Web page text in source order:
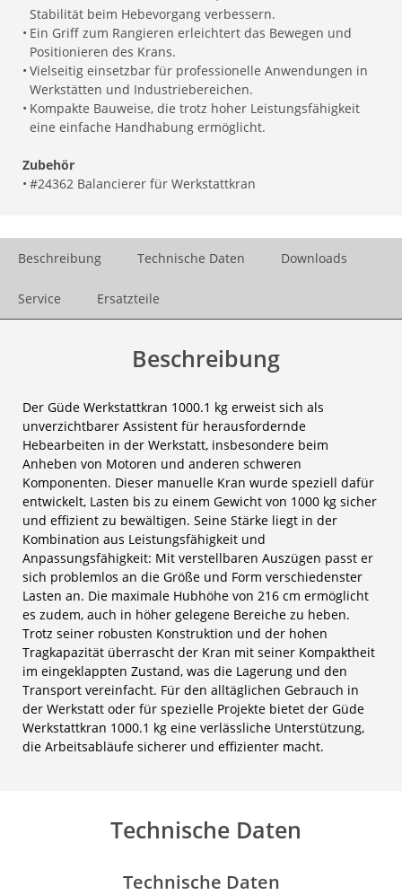
Stabilität beim Hebevorgang verbessern.
• Ein Griff zum Rangieren erleichtert das Bewegen und
Positionieren des Krans.
• Vielseitig einsetzbar für professionelle Anwendungen in
Werkstätten und Industriebereichen.
• Kompakte Bauweise, die trotz hoher Leistungsfähigkeit
eine einfache Handhabung ermöglicht.
Zubehör
• #24362 Balancierer für Werkstattkran
Beschreibung Technische Daten Downloads
Service Ersatzteile
Beschreibung
Der Güde Werkstattkran 1000.1 kg erweist sich als
unverzichtbarer Assistent für herausfordernde
Hebearbeiten in der Werkstatt, insbesondere beim
Anheben von Motoren und anderen schweren
Komponenten. Dieser manuelle Kran wurde speziell dafür
entwickelt, Lasten bis zu einem Gewicht von 1000 kg sicher
und effizient zu bewältigen. Seine Stärke liegt in der
Kombination aus Leistungsfähigkeit und
Anpassungsfähigkeit: Mit verstellbaren Auszügen passt er
sich problemlos an die Größe und Form verschiedenster
Lasten an. Die maximale Hubhöhe von 216 cm ermöglicht
es zudem, auch in höher gelegene Bereiche zu heben.
Trotz seiner robusten Konstruktion und der hohen
Tragkapazität überrascht der Kran mit seiner Kompaktheit
im eingeklappten Zustand, was die Lagerung und den
Transport vereinfacht. Für den alltäglichen Gebrauch in
der Werkstatt oder für spezielle Projekte bietet der Güde
Werkstattkran 1000.1 kg eine verlässliche Unterstützung,
die Arbeitsabläufe sicherer und effizienter macht.
Technische Daten
Technische Daten